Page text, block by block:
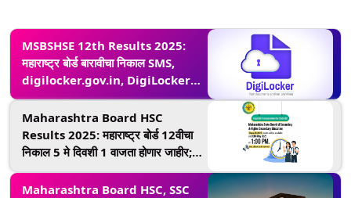
MSBSHSE 12th Results 2025:
महाराष्ट्र बोर्ड बारावीचा निकाल SMS,
digilocker.gov.in, DigiLocker
App च्या माध्यमातून कसा पहाल?
Maharashtra Board HSC
Results 2025: महाराष्ट्र बोर्ड 12वीचा
निकाल 5 मे दिवशी 1 वाजता होणार जाहीर;
mahresult.nic.in वर पहा मार्क्स
Maharashtra Board HSC, SSC